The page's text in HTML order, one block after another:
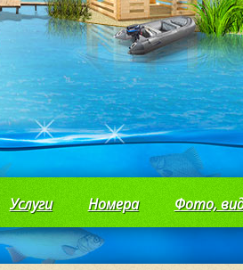
Услуги Номера Фото,